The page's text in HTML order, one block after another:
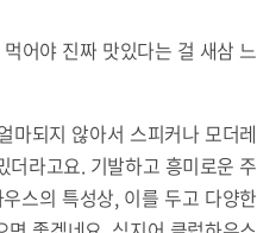
어야 진짜 맛있다는 걸 새삼 느
마되지 않아서 스피커나 모더레
라고요. 기발하고 흥미로운 주
스의 특성상, 이를 두고 다양한